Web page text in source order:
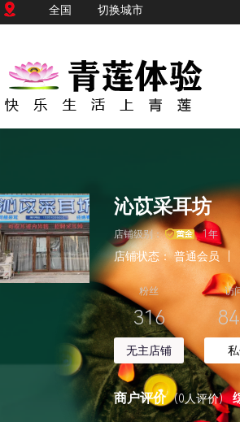
全国 切换城市
沁苡采耳坊
店铺级别： 1年
店铺状态：普通会员
粉丝
316
无主店铺
访
商户评价 (0人评价)